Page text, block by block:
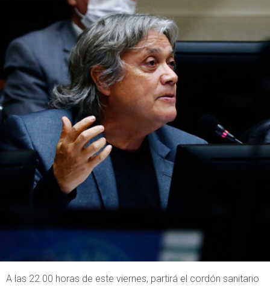
A las 22.00 horas de este viernes, partirá el cordón sanitario